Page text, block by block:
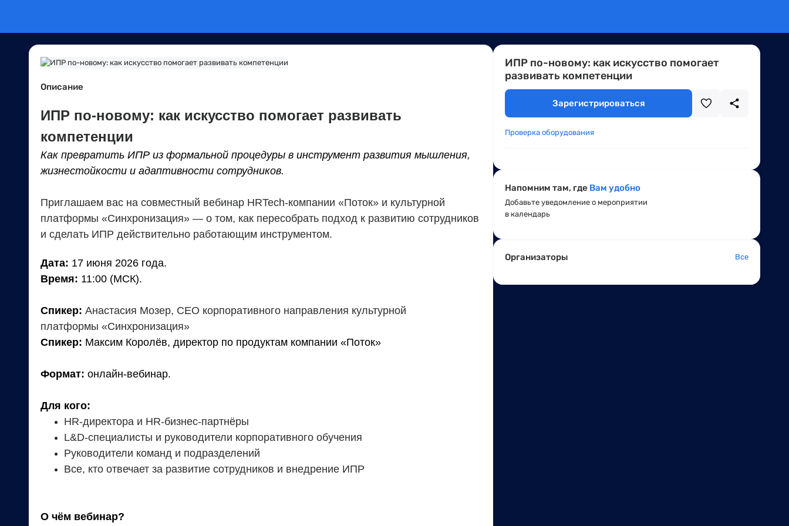
Описание
ИПР по-новому: как искусство помогает развивать
компетенции
Как превратить ИПР из формальной процедуры в инструмент развития мышления,
жизнестойкости и адаптивности сотрудников.
Приглашаем вас на совместный вебинар HRTech-компании «Поток» и культурной
платформы «Синхронизация» — о том, как пересобрать подход к развитию сотрудников
и сделать ИПР действительно работающим инструментом.
Дата: 17 июня 2026 года.
Время: 11:00 (МСК).
Спикер: Анастасия Мозер, CEO корпоративного направления культурной
платформы «Синхронизация»
Спикер: Максим Королёв, директор по продуктам компании «Поток»
Формат: онлайн‑вебинар.
Для кого:
HR-директора и HR-бизнес-партнёры
L&D-специалисты и руководители корпоративного обучения
Руководители команд и подразделений
Все, кто отвечает за развитие сотрудников и внедрение ИПР
О чём вебинар?
ИПР по-новому: как искусство помогает
развивать компетенции
Зарегистрироваться
Проверка оборудования
Напомним там, где Вам удобно
Добавьте уведомление о мероприятии
в календарь
Организаторы Все